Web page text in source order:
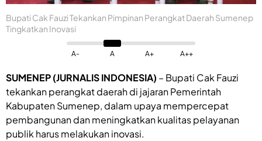
Bupati Cak Fauzi Tekankan Pimpinan Perangkat Daerah Sumenep
Tingkatkan Inovasi
A- A A+ A++
SUMENEP (JURNALIS INDONESIA) – Bupati Cak Fauzi
tekankan perangkat daerah di jajaran Pemerintah
Kabupaten Sumenep, dalam upaya mempercepat
pembangunan dan meningkatkan kualitas pelayanan
publik harus melakukan inovasi.